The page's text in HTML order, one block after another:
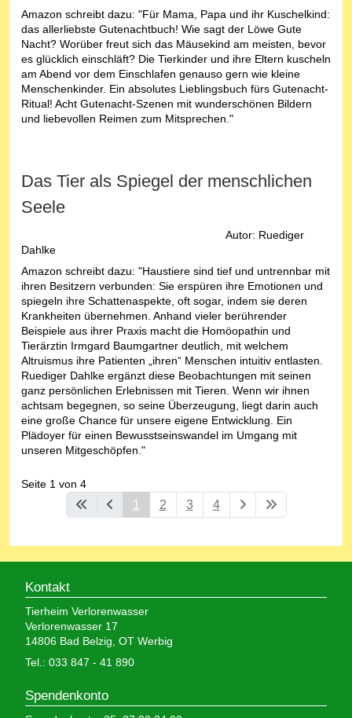
Amazon schreibt dazu: "Für Mama, Papa und ihr Kuschelkind:
das allerliebste Gutenachtbuch! Wie sagt der Löwe Gute
Nacht? Worüber freut sich das Mäusekind am meisten, bevor
es glücklich einschläft? Die Tierkinder und ihre Eltern kuscheln
am Abend vor dem Einschlafen genauso gern wie kleine
Menschenkinder. Ein absolutes Lieblingsbuch fürs Gutenacht-
Ritual! Acht Gutenacht-Szenen mit wunderschönen Bildern
und liebevollen Reimen zum Mitsprechen."
Das Tier als Spiegel der menschlichen
Seele
Autor: Ruediger
Dahlke
Amazon schreibt dazu: "Haustiere sind tief und untrennbar mit
ihren Besitzern verbunden: Sie erspüren ihre Emotionen und
spiegeln ihre Schattenaspekte, oft sogar, indem sie deren
Krankheiten übernehmen. Anhand vieler berührender
Beispiele aus ihrer Praxis macht die Homöopathin und
Tierärztin Irmgard Baumgartner deutlich, mit welchem
Altruismus ihre Patienten „ihren“ Menschen intuitiv entlasten.
Ruediger Dahlke ergänzt diese Beobachtungen mit seinen
ganz persönlichen Erlebnissen mit Tieren. Wenn wir ihnen
achtsam begegnen, so seine Überzeugung, liegt darin auch
eine große Chance für unsere eigene Entwicklung. Ein
Plädoyer für einen Bewusstseinswandel im Umgang mit
unseren Mitgeschöpfen."
Seite 1 von 4
1 2 3 4
Kontakt
Tierheim Verlorenwasser
Verlorenwasser 17
14806 Bad Belzig, OT Werbig
Tel.: 033 847 - 41 890
Spendenkonto